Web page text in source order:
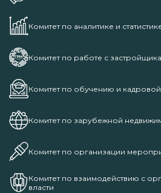
Комитет по аналитике и
Комитет по работе с
Комитет по обучению и
Комитет по зарубежной
Комитет по организации
Комитет по взаимодействию с
власти